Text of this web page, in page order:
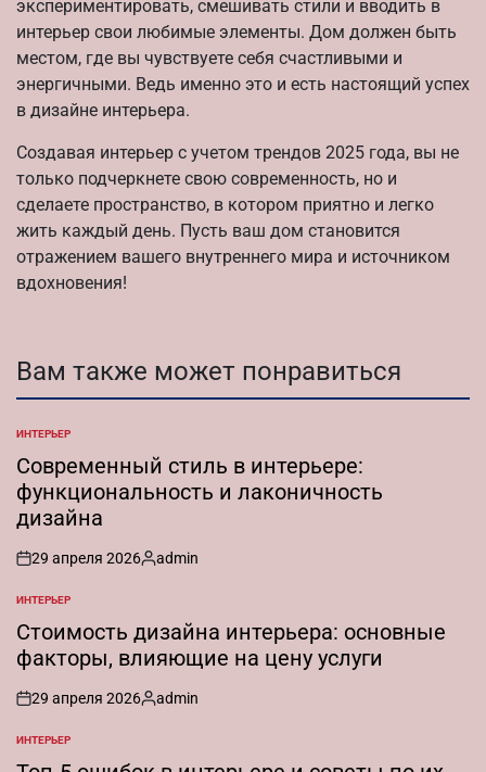
экспериментировать, смешивать стили и вводить в
интерьер свои любимые элементы. Дом должен быть
местом, где вы чувствуете себя счастливыми и
энергичными. Ведь именно это и есть настоящий успех
в дизайне интерьера.
Создавая интерьер с учетом трендов 2025 года, вы не
только подчеркнете свою современность, но и
сделаете пространство, в котором приятно и легко
жить каждый день. Пусть ваш дом становится
отражением вашего внутреннего мира и источником
вдохновения!
Вам также может понравиться
ОПУБЛИКОВАНО
В
ИНТЕРЬЕР
Современный стиль в интерьере:
функциональность и лаконичность
дизайна
on
29 апреля 2026
Запись
admin
ОПУБЛИКОВАНО
В
ИНТЕРЬЕР
Стоимость дизайна интерьера: основные
факторы, влияющие на цену услуги
on
29 апреля 2026
Запись
admin
ОПУБЛИКОВАНО
В
ИНТЕРЬЕР